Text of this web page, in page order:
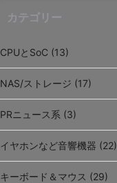
カテゴリー
CPUとSoC (13)
NAS/ストレージ (17)
PRニュース系 (3)
イヤホンなど音響機器 (22)
キーボード＆マウス (29)